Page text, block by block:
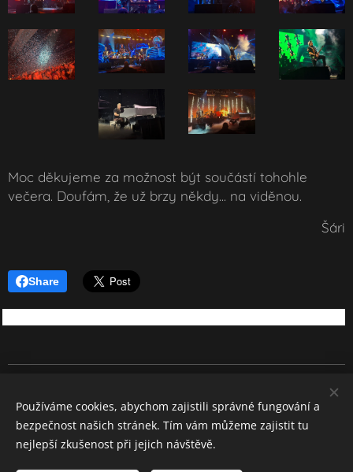
Moc děkujeme za možnost být součástí tohohle
večera. Doufám, že už brzy někdy... na viděnou.
Šári
Share
Všechna práva vyhrazena 2026
Cookies
Používáme cookies, abychom zajistili správné fungování a
bezpečnost našich stránek. Tím vám můžeme zajistit tu
nejlepší zkušenost při jejich návštěvě.